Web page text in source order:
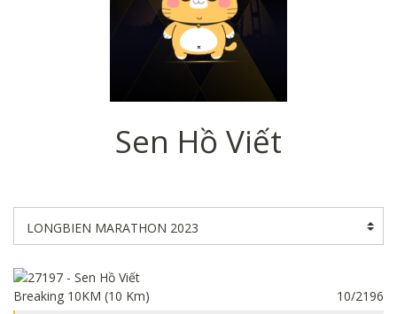
Sen Hồ Viết
Breaking 10KM (10 Km) 10/2196